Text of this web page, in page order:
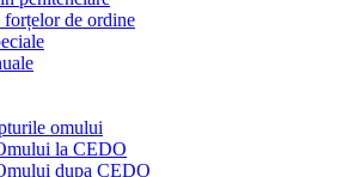
de ordine
omului
la CEDO
dupa CEDO